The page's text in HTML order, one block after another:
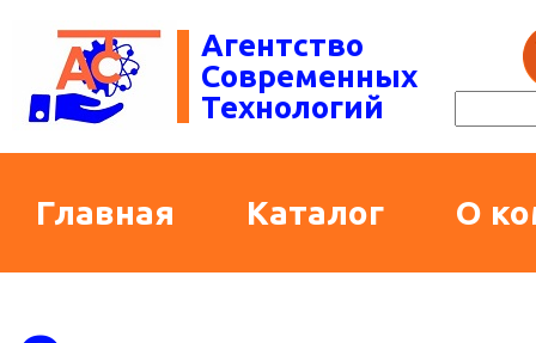
Агентство
Современных
Технологий
Главная Каталог О